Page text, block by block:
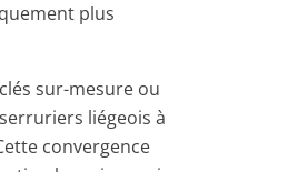
plus
sur-mesure ou
liégeois à
convergence